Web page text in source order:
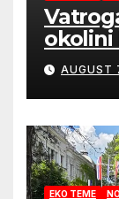
okolini
AUGUST
EKO TEME